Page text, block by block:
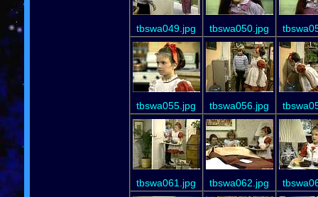
tbswa049.jpg tbswa050.jpg
tbswa055.jpg tbswa056.jpg
tbswa061.jpg tbswa062.jpg